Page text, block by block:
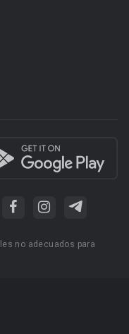
no adecuados para